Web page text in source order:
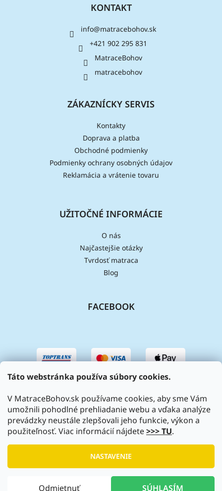
Táto webstránka používa súbory cookies.
V MatraceBohov.sk používame cookies, aby sme Vám
umožnili pohodlné prehliadanie webu a vďaka analýze
prevádzky neustále zlepšovali jeho funkcie, výkon a
použiteľnosť. Viac informácií nájdete>>> TU.
NASTAVENIE
Odmietnuť SÚHLASÍM
KONTAKT
info@matracebohov.sk
+421 902 295 831
MatraceBohov
matracebohov
ZÁKAZNÍCKY SERVIS
Kontakty
Doprava a platba
Obchodné podmienky
Podmienky ochrany osobných údajov
Reklamácia a vrátenie tovaru
UŽITOČNÉ INFORMÁCIE
O nás
Najčastejšie otázky
Tvrdosť matraca
Blog
FACEBOOK
MatraceBohov.sk
Upraviť nastavenie cookies